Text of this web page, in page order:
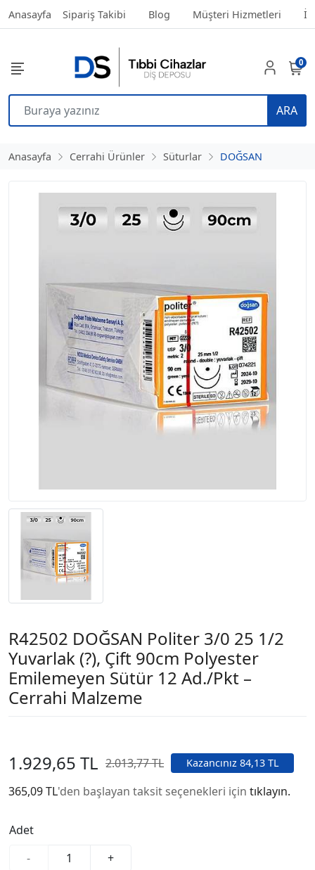
Anasayfa Sipariş Takibi Blog Müşteri Hizmetleri
ARA
0
Anasayfa Cerrahi Ürünler Süturlar DOĞSAN
R42502 DOĞSAN Politer 3/0 25 1/2
Yuvarlak (?), Çift 90cm Polyester
Emilemeyen Sütür 12 Ad./Pkt –
Cerrahi Malzeme
1.929,65 TL 2.013,77 TL Kazancınız 84,13 TL
365,09 TL'den başlayan taksit seçenekleri için tıklayın.
Adet
-
+